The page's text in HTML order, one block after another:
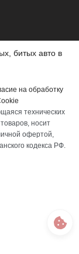
битых авто в
на обработку
технических
носит
офертой,
кодекса РФ.